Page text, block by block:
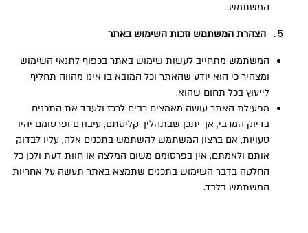
המשתמש.
הצהרת המשתמש וזכות השימוש באתר
המשתמש מתחייב לעשות שימוש באתר בכפוף לתנאי השימוש
ומצהיר כי הוא יודע שהאתר וכל המובא בו אינו מהווה תחליף
לייעוץ בכל תחום שהוא.
מפעילת האתר עושה מאמצים רבים לרכז ולעבד את התכנים
בדיוק המרבי, אך יתכן שבתהליך קליטתם, עיבודם ופרסומם יהיו
טעויות, אם ברצון המשתמש להשתמש בתכנים אלה, עליו לבדוק
אותם ולאמתם, אין בפרסומם משום המלצה או חוות דעת ולכן כל
החלטה בדבר השימוש בתכנים שתמצא באתר תעשה על אחריות
המשתמש בלבד.